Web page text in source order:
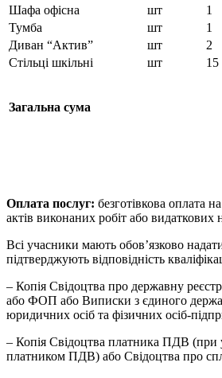
Шафа офісна
шт
1
Тумба
шт
1
Диван “Актив”
шт
2
Стільці шкільні
шт 15
Загальна сума
Оплата послуг: безготівкова оплата
актів виконаних робіт або видаткових
Всі учасники мають обов’язково
підтверджують відповідність
– Копія Свідоцтва про державну
або ФОП або Виписки з єдиного
юридичних осіб та фізичних осіб-
– Копія Свідоцтва платника ПДВ (при
платником ПДВ) або Свідоцтва про